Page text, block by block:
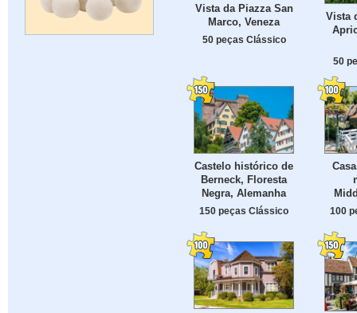
Vista da Piazza San
Marco, Veneza
50 peças Clássico
Vista
50
Castelo histórico de
Berneck, Floresta
Negra, Alemanha
150 peças Clássico 100